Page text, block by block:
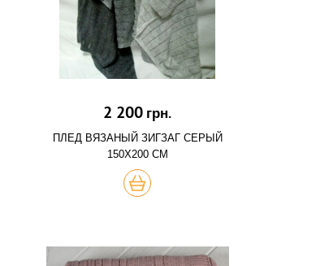
2 200 грн.
ПЛЕД ВЯЗАНЫЙ ЗИГЗАГ СЕРЫЙ
150Х200 СМ
ХОЧУ